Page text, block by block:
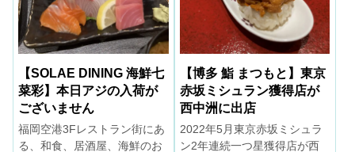
【SOLAE DINING 海鮮七
菜彩】本日アジの入荷が
ございません
福岡空港3Fレストラン街にあ
る、和食、居酒屋、海鮮のお
【博多 鮨 まつもと】東京
赤坂ミシュラン獲得店が
西中洲に出店
2022年5月東京赤坂ミシュラ
ン2年連続一つ星獲得店が西